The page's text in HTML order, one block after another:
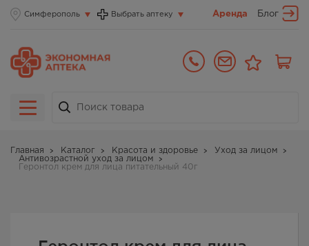
Симферополь Выбрать аптеку Аренда Блог
Главная Каталог Красота и здоровье
Уход за лицом
Антивозрастной уход за лицом
Геронтол крем для лица питательный 40г